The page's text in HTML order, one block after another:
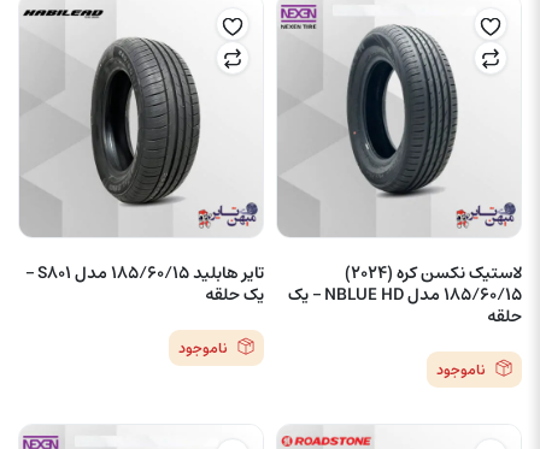
لاستیک نکسن کره (2024)
185/60/15 مدل NBLUE HD – یک
حلقه
ناموجود
تایر هابلید 185/60/15 مدل S801 –
یک حلقه
ناموجود